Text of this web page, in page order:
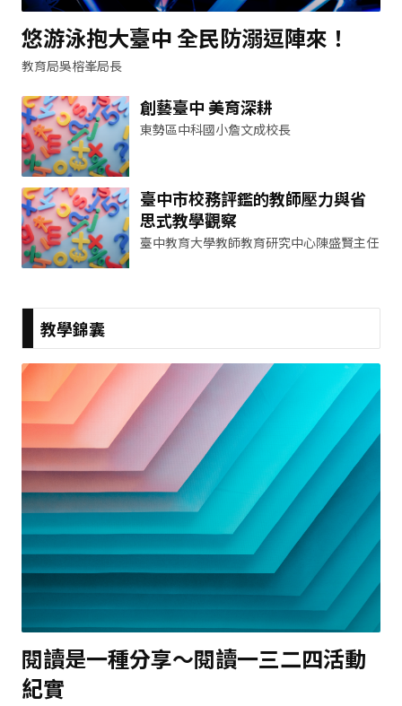
悠游泳抱大臺中 全民防溺逗陣來！
教育局吳榕峯局長
創藝臺中 美育深耕
東勢區中科國小詹文成校長
臺中市校務評鑑的教師壓力與省
思式教學觀察
臺中教育大學教師教育研究中心陳盛賢主任
教學錦囊
閱讀是一種分享～閱讀一三二四活動
紀實